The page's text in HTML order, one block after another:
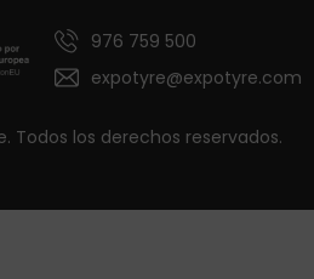
976 759 500
expotyre@expotyre.com
Todos los derechos reservados.